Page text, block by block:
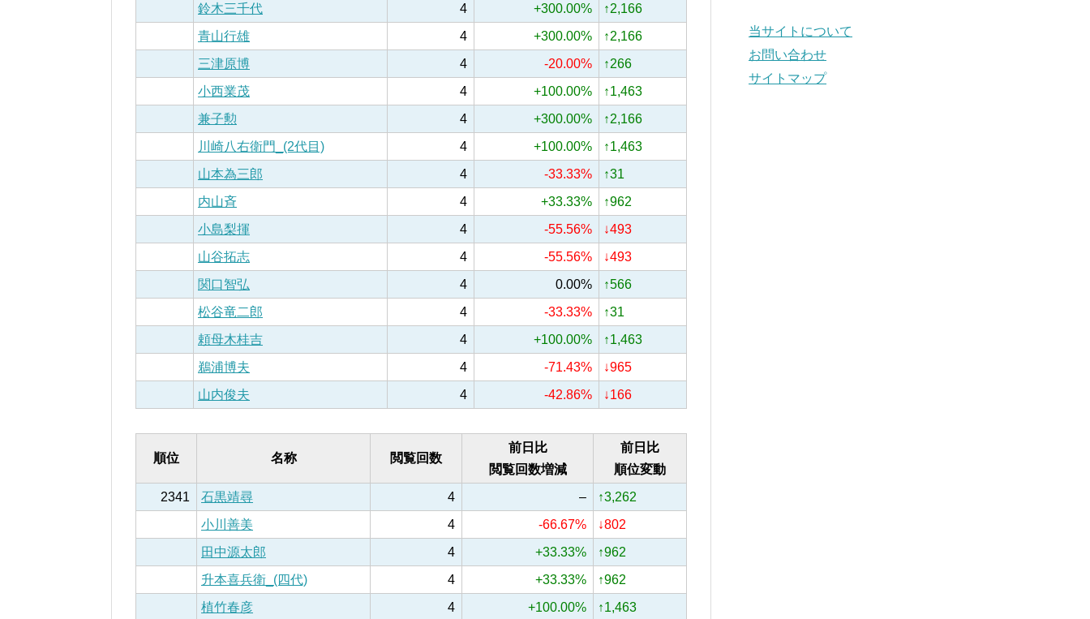
鈴木三千代
4 +300.00%
↑2,166
青山行雄
4 +300.00%
↑2,166
三津原博
4 -20.00%
↑266
小西業茂
4 +100.00%
↑1,463
兼子勲
4 +300.00%
↑2,166
川崎八右衛門_(2代目)
4 +100.00%
↑1,463
山本為三郎
4 -33.33%
↑31
内山斉
4 +33.33%
↑962
小島梨揮
4 -55.56%
↓493
山谷拓志
4 -55.56%
↓493
関口智弘
4 0.00%
↑566
松谷竜二郎
4 -33.33%
↑31
頼母木桂吉
4 +100.00%
↑1,463
鵜浦博夫
4 -71.43%
↓965
山内俊夫
4 -42.86% ↓166
順位 名称 閲覧回数
前日比
閲覧回数増減
前日比
順位変動
2341
石黒靖尋 4 –
↑3,262
小川善美
4 -66.67%
↓802
田中源太郎
4 +33.33%
↑962
升本喜兵衛_(四代)
4 +33.33%
↑962
植竹春彦
4 +100.00%
↑1,463
当サイトについて
お問い合わせ
サイトマップ